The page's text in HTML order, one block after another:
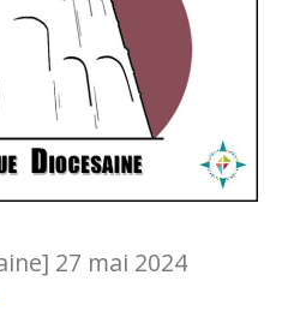
27 mai 2024